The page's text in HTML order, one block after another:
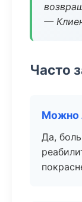
—
Часто
Можно
Да,